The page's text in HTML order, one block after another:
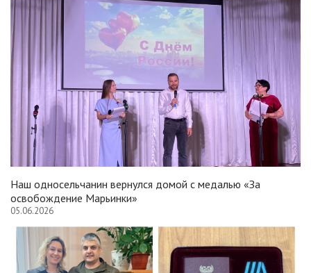
Наш односельчанин вернулся домой с медалью «За
освобождение Марьинки»
05.06.2026